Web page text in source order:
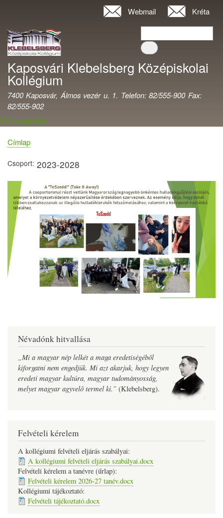
Ugrás
a
fiók
menüje
Webmail Kréta
Keresés
Kaposvári Klebelsberg Középiskolai
Kollégium
7400 Kaposvár, Álmos vezér u. 1. Telefon: 82/555-900 Fax:
82/555-902
Fő navigáció
Morzsa
Címlap
Csoport 2023-2028
Névadónk hitvallása
„Mi a magyar nép lelkét a maga eredetiségébõl
kiforgatni nem engedjük. Mi azt akarjuk, hogy legyen
eredeti magyar kultúra, magyar tudományosság,
melyet magyar agyvelõ termel ki.” (Klebelsberg).
Felvételi kérelem
A kollégiumi felvételi eljárás szabályai:
A kollégiumi felvételi eljárás szabályai.docx
Felvételi kérelem a tanévre (űrlap):
Felvételi kérelem 2026-27 tanév.docx
Kollégiumi tájékoztató:
Felvételi tájékoztató.docx